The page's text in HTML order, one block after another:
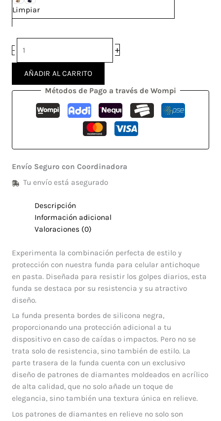
Limpiar
- +
AÑADIR AL CARRITO
Métodos de Pago a través de Wompi
Envío Seguro con Coordinadora
Tu envío está asegurado
Descripción
Información adicional
Valoraciones (0)
Experimenta la combinación perfecta de estilo y
protección con nuestra funda para celular antichoque
en pasta. Diseñada para resistir los golpes diarios, esta
funda se destaca por su resistencia y su atractivo
diseño.
La funda presenta bordes de silicona negra,
proporcionando una protección adicional a tu
dispositivo en caso de caídas o impactos. Pero no se
trata solo de resistencia, sino también de estilo. La
parte trasera de la funda cuenta con un exclusivo
diseño de patrones de diamantes moldeados en acrílico
de alta calidad, que no solo añade un toque de
elegancia, sino también una textura única en relieve.
Los patrones de diamantes en relieve no solo son